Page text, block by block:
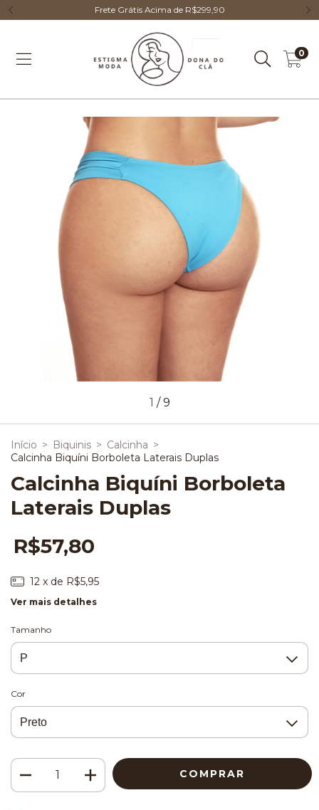
Frete Grátis Acima de R$299,90
0
1 /9
Início > Biquinis > Calcinha >
Calcinha Biquíni Borboleta Laterais Duplas
Calcinha Biquíni Borboleta
Laterais Duplas
R$57,80
12 x de R$5,95
Ver mais detalhes
Tamanho
Cor